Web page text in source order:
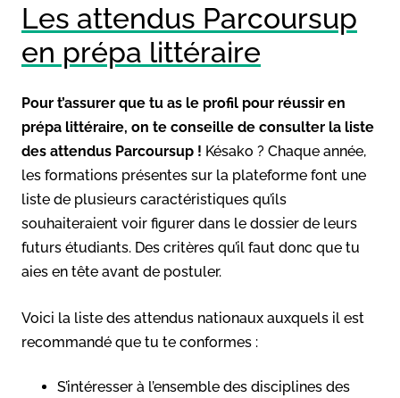
Les attendus Parcoursup
en prépa littéraire
Pour t’assurer que tu as le profil pour réussir en
prépa littéraire, on te conseille de consulter la liste
des attendus Parcoursup ! Késako ? Chaque année,
les formations présentes sur la plateforme font une
liste de plusieurs caractéristiques qu’ils
souhaiteraient voir figurer dans le dossier de leurs
futurs étudiants. Des critères qu’il faut donc que tu
aies en tête avant de postuler.
Voici la liste des attendus nationaux auxquels il est
recommandé que tu te conformes :
S’intéresser à l’ensemble des disciplines des